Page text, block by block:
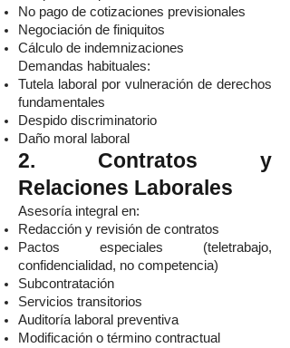
No pago de cotizaciones previsionales
Negociación de finiquitos
Cálculo de indemnizaciones
Demandas habituales:
Tutela laboral por vulneración de derechos
fundamentales
Despido discriminatorio
Daño moral laboral
2. Contratos y
Relaciones Laborales
Asesoría integral en:
Redacción y revisión de contratos
Pactos especiales (teletrabajo,
confidencialidad, no competencia)
Subcontratación
Servicios transitorios
Auditoría laboral preventiva
Modificación o término contractual